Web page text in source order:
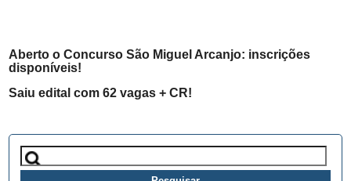
Aberto o Concurso São Miguel Arcanjo: inscrições
disponíveis!
Saiu edital com 62 vagas + CR!
Pesquisar
por: